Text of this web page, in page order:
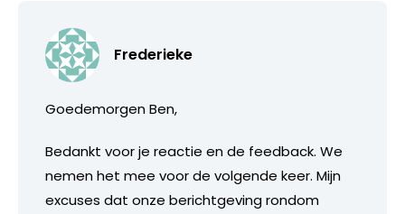
Frederieke
Goedemorgen Ben,
Bedankt voor je reactie en de feedback. We
nemen het mee voor de volgende keer. Mijn
excuses dat onze berichtgeving rondom